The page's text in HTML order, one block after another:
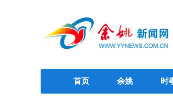
首页 余姚 时